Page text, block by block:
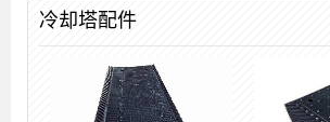
冷却塔配件